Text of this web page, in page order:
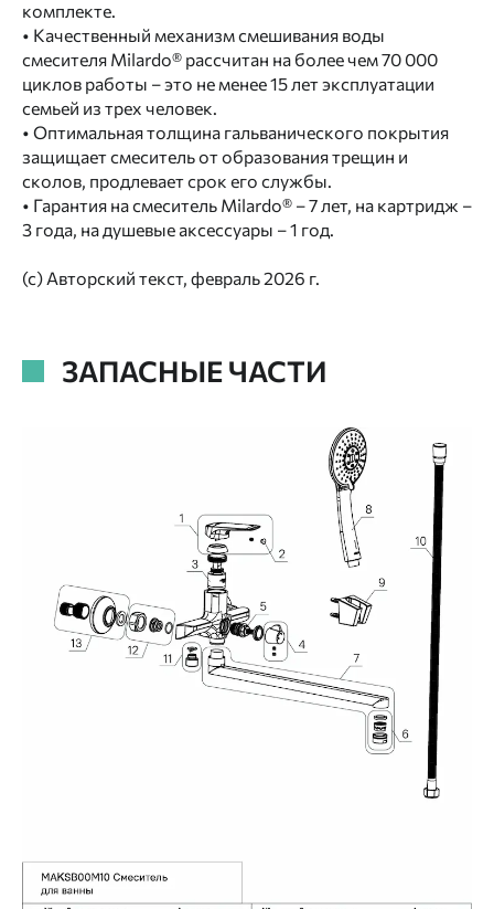
комплекте.
• Качественный механизм смешивания воды
смесителя Milardo® рассчитан на более чем 70 000
циклов работы – это не менее 15 лет эксплуатации
семьей из трех человек.
• Оптимальная толщина гальванического покрытия
защищает смеситель от образования трещин и
сколов, продлевает срок его службы.
• Гарантия на смеситель Milardo® – 7 лет, на картридж –
3 года, на душевые аксессуары – 1 год.
(с) Авторский текст, февраль 2026 г.
ЗАПАСНЫЕ ЧАСТИ